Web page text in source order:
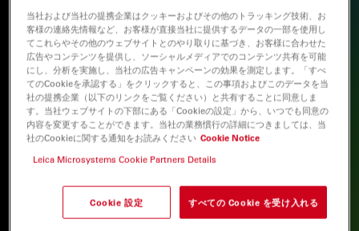
当社および当社の提携企業はクッキーおよびその他のトラッキング技術、お
客様の連絡先情報など、お客様が直接当社に提供するデータの一部を使用し
てこれらやその他のウェブサイトとのやり取りに基づき、お客様に合わせた
広告やコンテンツを提供し、ソーシャルメディアでのコンテンツ共有を可能
にし、分析を実施し、当社の広告キャンペーンの効果を測定します。「すべ
てのCookieを承認する」をクリックすると、この事項およびこのデータを当
社の提携企業（以下のリンクをご覧ください）と共有することに同意しま
す。当社ウェブサイトの下部にある「Cookieの設定」から、いつでも同意の
内容を変更することができます。当社の業務慣行の詳細につきましては、当
社のCookieに関する通知をお読みください Cookie Notice
Leica Microsystems Cookie Partners Details
Cookie 設定 すべての Cookie を受け入れる